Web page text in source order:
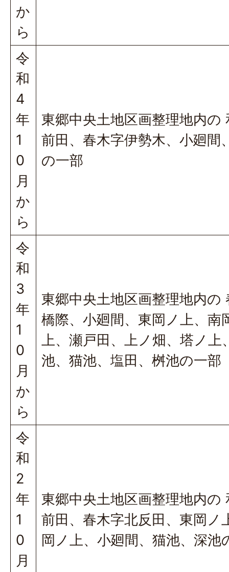
か
ら
令
和
4
年
1
0
月
か
ら
東郷中央土地区画整理地内の
前田、春木字伊勢木、小廻間
の一部
令
和
3
年
1
0
月
か
ら
東郷中央土地区画整理地内の
橋際、小廻間、東岡ノ上、南
上、瀬戸田、上ノ畑、塔ノ上
池、猫池、塩田、桝池の一部
令
和
2
年
1
0
月
東郷中央土地区画整理地内の
前田、春木字北反田、東岡ノ
岡ノ上、小廻間、猫池、深池